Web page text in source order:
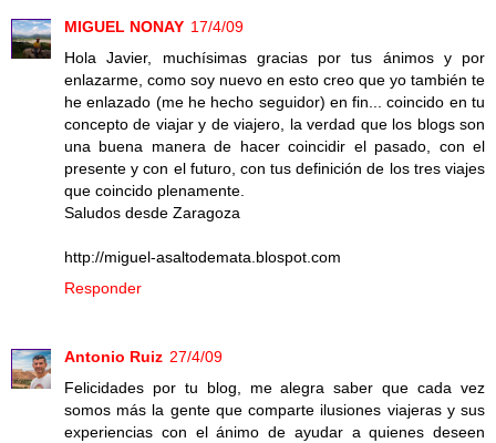
MIGUEL NONAY 17/4/09
Hola Javier, muchísimas gracias por tus ánimos y por
enlazarme, como soy nuevo en esto creo que yo también te
he enlazado (me he hecho seguidor) en fin... coincido en tu
concepto de viajar y de viajero, la verdad que los blogs son
una buena manera de hacer coincidir el pasado, con el
presente y con el futuro, con tus definición de los tres viajes
que coincido plenamente.
Saludos desde Zaragoza
http://miguel-asaltodemata.blospot.com
Responder
Antonio Ruiz 27/4/09
Felicidades por tu blog, me alegra saber que cada vez
somos más la gente que comparte ilusiones viajeras y sus
experiencias con el ánimo de ayudar a quienes deseen